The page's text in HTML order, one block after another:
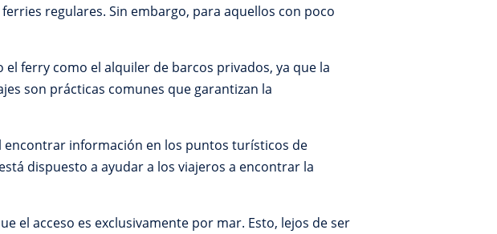
regulares. Sin embargo, para aquellos con poco
ferry como el alquiler de barcos privados, ya que la
son prácticas comunes que garantizan la
encontrar información en los puntos turísticos de
dispuesto a ayudar a los viajeros a encontrar la
el acceso es exclusivamente por mar. Esto, lejos de ser